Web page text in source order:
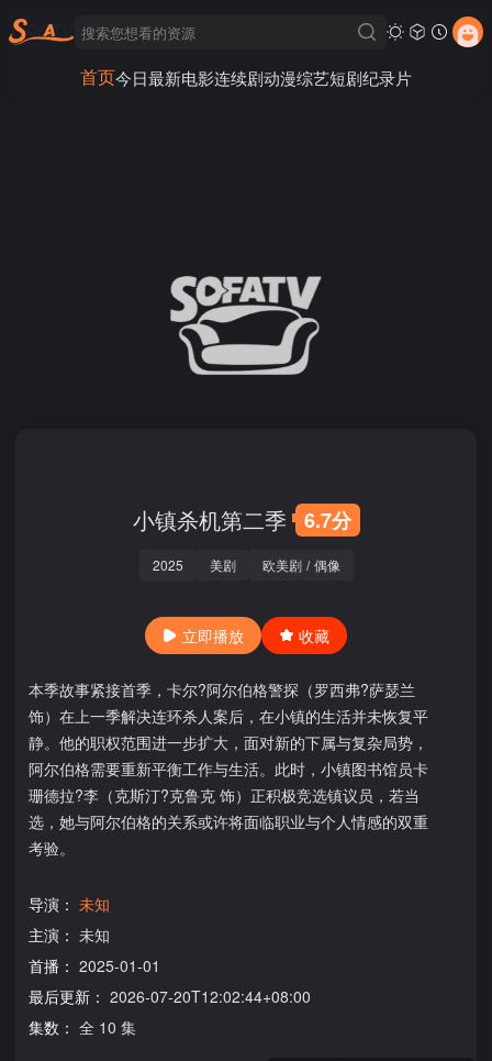
首页今日最新电影连续剧动漫综艺短剧纪录片
小镇杀机第二季 6.7分
2025 美剧 欧美剧 / 偶像
立即播放 收藏
本季故事紧接首季，卡尔?阿尔伯格警探（罗西弗?萨瑟兰
饰）在上一季解决连环杀人案后，在小镇的生活并未恢复平
静。他的职权范围进一步扩大，面对新的下属与复杂局势，
阿尔伯格需要重新平衡工作与生活。此时，小镇图书馆员卡
珊德拉?李（克斯汀?克鲁克 饰）正积极竞选镇议员，若当
选，她与阿尔伯格的关系或许将面临职业与个人情感的双重
考验。
导演： 未知
主演： 未知
首播： 2025-01-01
最后更新： 2026-07-20T12:02:44+08:00
集数： 全 10 集